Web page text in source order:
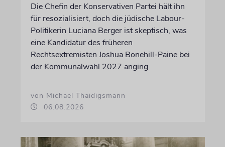
Die Chefin der Konservativen Partei hält ihn
für resozialisiert, doch die jüdische Labour-
Politikerin Luciana Berger ist skeptisch, was
eine Kandidatur des früheren
Rechtsextremisten Joshua Bonehill-Paine bei
der Kommunalwahl 2027 anging
von Michael Thaidigsmann
06.08.2026